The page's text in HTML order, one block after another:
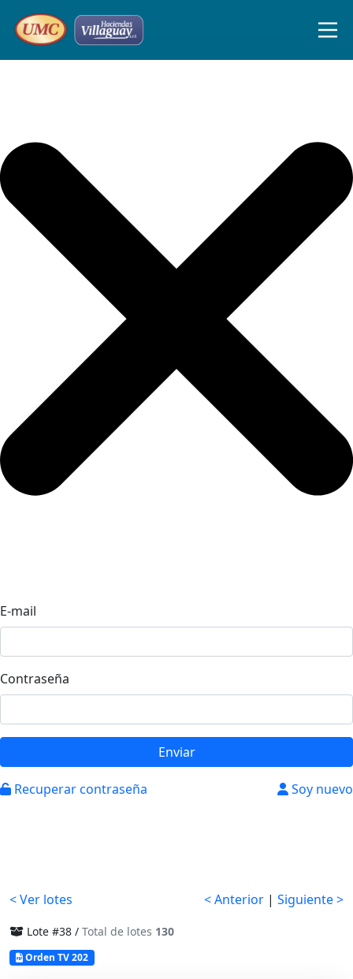
Iniciar sesión
E-mail
Contraseña
Enviar
Recuperar contraseña Soy nuevo
< Ver lotes < Anterior | Siguiente >
Lote #38 / Total de lotes 130
Orden TV 202